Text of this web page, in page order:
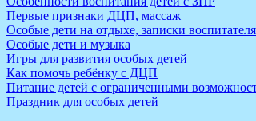
Первые признаки ДЦП, массаж
Особые дети на отдыхе, записки воспитателя
Особые дети и музыка
Игры для развития особых детей
Как помочь ребёнку с ДЦП
Питание детей с ограниченными
Праздник для особых детей